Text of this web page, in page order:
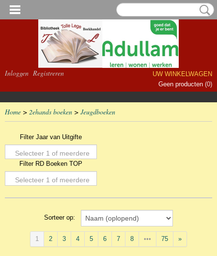
Inloggen Registreren
UW WINKELWAGEN
Geen producten (0)
Home > 2ehands boeken > Jeugdboeken
Filter Jaar van Uitgifte
Selecteer 1 of meerdere
opties
Filter RD Boeken TOP
Selecteer 1 of meerdere
Sorteer op:
1 2 3 4 5 6 7 8 ••• 75 »